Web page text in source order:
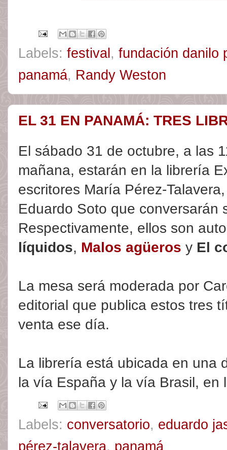
Labels: festival , fundación danilo
panamá, Randy Weston
EL 31 EN PANAMÁ: TRES
El sábado 31 de octubre, a las
mañana, estarán en la librería
escritores María Pérez-
Eduardo Soto que conversarán
Respectivamente, ellos son
líquidos, Malos agüeros y El
La mesa será moderada por
editorial que publica estos tres
venta ese día.
La librería está ubicada en una
la vía España y la vía Brasil, en
Labels: conversatorio, eduardo
pérez-talavera, panamá